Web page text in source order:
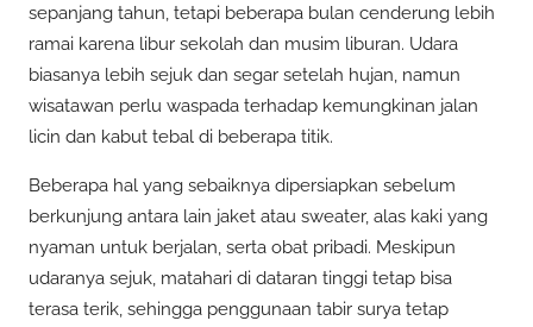
sepanjang tahun, tetapi beberapa bulan cenderung lebih
ramai karena libur sekolah dan musim liburan. Udara
biasanya lebih sejuk dan segar setelah hujan, namun
wisatawan perlu waspada terhadap kemungkinan jalan
licin dan kabut tebal di beberapa titik.
Beberapa hal yang sebaiknya dipersiapkan sebelum
berkunjung antara lain jaket atau sweater, alas kaki yang
nyaman untuk berjalan, serta obat pribadi. Meskipun
udaranya sejuk, matahari di dataran tinggi tetap bisa
terasa terik, sehingga penggunaan tabir surya tetap